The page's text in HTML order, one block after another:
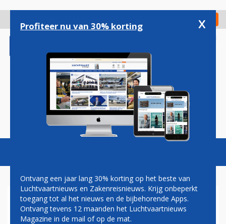
gaan
Check in
Magazine Podcasts Vacatures
SKYNRG
Profiteer nu van 30% korting x
Ontvang een jaar lang 30% korting op het beste van
Luchtvaartnieuws en Zakenreisnieuws. Krijg onbeperkt
toegang tot al het nieuws en de bijbehorende Apps.
Ontvang tevens 12 maanden het Luchtvaartnieuws
Magazine in de mail of op de mat.